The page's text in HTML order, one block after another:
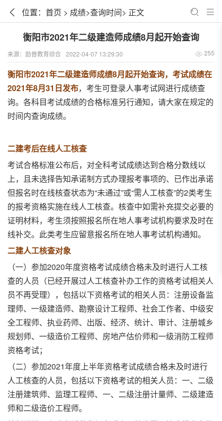
位置： 首页 > 成绩>查询时间> 正文
衡阳市2021年二级建造师成绩8月起开始查询
来源： 励普教育综合 2022-04-07 13:29:30 255
衡阳市2021年二级建造师成绩8月起开始查询，考试成绩在
2021年8月31日发布，考生可登录人事考试网进行成绩查
询。各科目考试成绩的合格标准另行通知，请大家在规定的
时间内查询成绩。
二建考后在线人工核查
考试合格标准公布后，对全科考试成绩达到合格分数线以
上，且未选择告知承诺制方式办理报考事项的、已作出承诺
但报名时在线核查状态为“未通过”或“需人工核查”的2类考生
的报考资格实施在线人工核查。核查中如需补充提交必要的
证明材料，考生须按照报名所在地人事考试机构要求及时在
线补交。此类考生应留意报名所在地人事考试机构通知。
二建人工核查对象
（一）参加2020年度资格考试成绩合格未及时进行人工核
查的人员（已经开展过人工核查补办工作的资格考试相关人
员不再受理），包括以下资格考试的相关人员：注册设备监
理师、一级建造师、勘察设计工程师、社会工作者、中级安
全工程师、执业药师、出版、经济、统计、审计、注册城乡
规划师、一级造价工程师、房地产估价师和一级消防工程师
资格考试；
（二）参加2021年度上半年资格考试成绩合格未及时进行
人工核查的人员，包括以下资格考试的相关人员：一、二级
注册建筑师、监理工程师、一、二级注册计量师、二级建造
师和二级造价工程师。